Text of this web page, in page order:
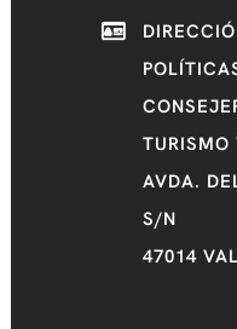
TURISMO
AVDA.
S/N
47014